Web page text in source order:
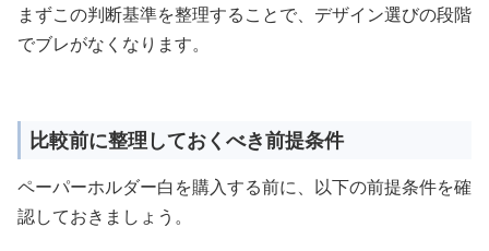
まずこの判断基準を整理することで、デザイン選びの段階
でブレがなくなります。
比較前に整理しておくべき前提条件
ペーパーホルダー白を購入する前に、以下の前提条件を確
認しておきましょう。